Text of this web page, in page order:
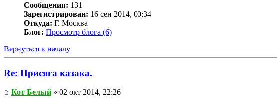
Сообщения: 131
Зарегистрирован: 16 сен 2014, 00:34
Откуда: Г. Москва
Блог: Просмотр блога (6)
Вернуться к началу
Re: Присяга казака.
Кот Белый » 02 окт 2014, 22:26